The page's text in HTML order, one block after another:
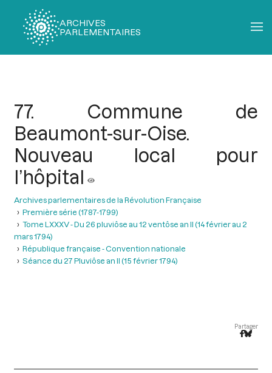
ARCHIVES
PARLEMENTAIRES
77. Commune de
Beaumont-sur-Oise.
Nouveau local pour
l’hôpital
Archives parlementaires de la Révolution Française
Première série (1787-1799)
Tome LXXXV - Du 26 pluviôse au 12 ventôse an II (14 février au 2
mars 1794)
République française - Convention nationale
Séance du 27 Pluviôse an II (15 février 1794)
Partager